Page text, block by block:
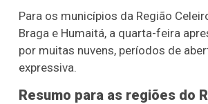
Para os municípios da Região
Braga e Humaitá, a quarta-feira
por muitas nuvens, períodos de
expressiva.
Resumo para as regiões do